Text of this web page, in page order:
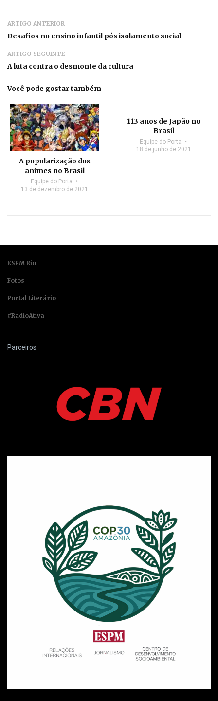
ARTIGO ANTERIOR
Desafios no ensino infantil pós isolamento social
ARTIGO SEGUINTE
A luta contra o desmonte da cultura
Você pode gostar também
A popularização dos
animes no Brasil
Equipe do Portal
13 de dezembro de 2021
113 anos de Japão no
Brasil
Equipe do Portal
18 de junho de 2021
ESPM Rio
Fotos
Portal Literário
#RadioAtiva
Parceiros